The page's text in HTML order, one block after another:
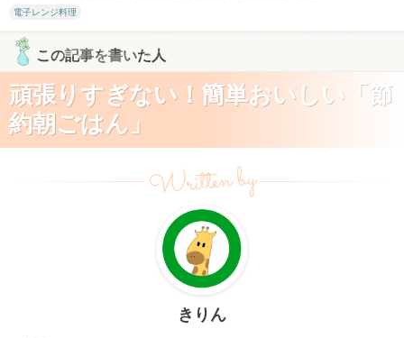
電子レンジ料理
この記事を書いた人
頑張りすぎない！簡単おいしい「節
約朝ごはん」
Written by
きりん